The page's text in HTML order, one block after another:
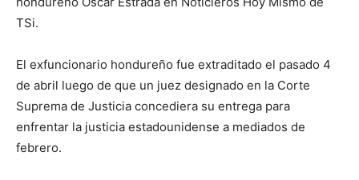
TSi.
El exfuncionario hondureño fue extraditado el pasado 4
de abril luego de que un juez designado en la Corte
Suprema de Justicia concediera su entrega para
enfrentar la justicia estadounidense a mediados de
febrero.